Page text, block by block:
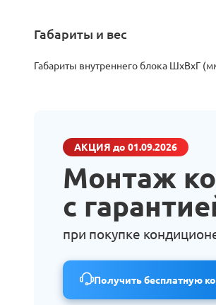
Габариты и вес
Габариты внутреннего блока ШхВхГ
АКЦИЯ до 01.09.2026
Монтаж
с
при покупке
Получить бесплатную